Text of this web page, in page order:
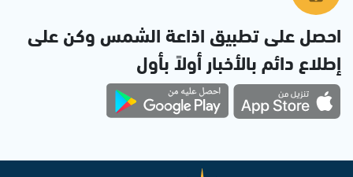
احصل على تطبيق اذاعة الشمس وكن على
إطلاع دائم بالأخبار أولاً بأول